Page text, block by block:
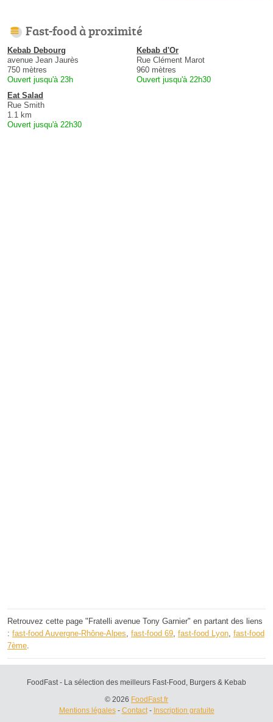
Fast-food à proximité
Kebab Debourg
avenue Jean Jaurès
750 mètres
Ouvert jusqu'à 23h
Kebab d'Or
Rue Clément Marot
960 mètres
Ouvert jusqu'à 22h30
Eat Salad
Rue Smith
1.1 km
Ouvert jusqu'à 22h30
Retrouvez cette page "Fratelli avenue Tony Garnier" en partant des liens
: fast-food Auvergne-Rhône-Alpes, fast-food 69, fast-food Lyon, fast-food
7ème.
FoodFast - La sélection des meilleurs Fast-Food, Burgers & Kebab
© 2026 FoodFast.fr
Mentions légales- Contact- Inscription gratuite